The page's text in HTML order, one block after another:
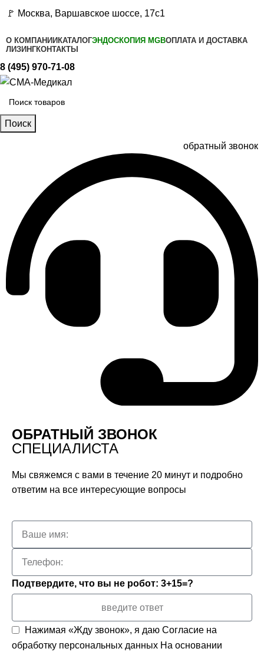
🚩 Москва, Варшавское шоссе, 17с1
О КОМПАНИИ КАТАЛОГЭНДОСКОПИЯ MGBОПЛАТА И ДОСТАВКА
ЛИЗИНГКОНТАКТЫ
8 (495) 970-71-08
Поиск
обратный звонок
ОБРАТНЫЙ ЗВОНОК
СПЕЦИАЛИСТА
Мы свяжемся с вами в течение 20 минут и подробно
ответим на все интересующие вопросы
Подтвердите, что вы не робот: 3+15=?
Нажимая «Жду звонок», я даю Согласие на
обработку персональных данных На основании